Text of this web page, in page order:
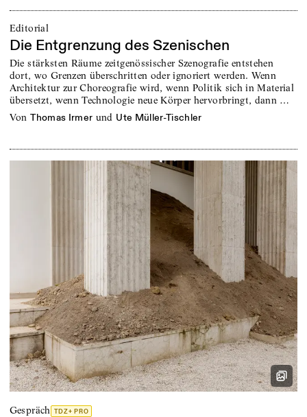
Editorial
Die Entgrenzung des Szenischen
Die stärksten Räume zeitgenössischer Szenografie entstehen
dort, wo Grenzen überschritten oder ignoriert werden. Wenn
Architektur zur Choreografie wird, wenn Politik sich in Material
übersetzt, wenn Technologie neue Körper hervorbringt, dann …
von Thomas Irmer und Ute Müller-Tischler
Gespräch TDZ+ PRO